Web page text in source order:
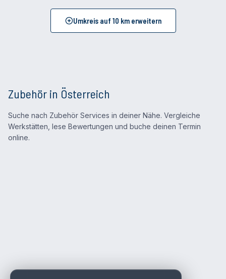
Umkreis auf 10 km erweitern
Zubehör in Österreich
Suche nach Zubehör Services in deiner Nähe. Vergleiche
Werkstätten, lese Bewertungen und buche deinen Termin
online.